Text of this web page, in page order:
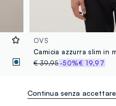
OVS
€ 39,95-50%€ 19,97
Stiro facile
Continua senza accettare